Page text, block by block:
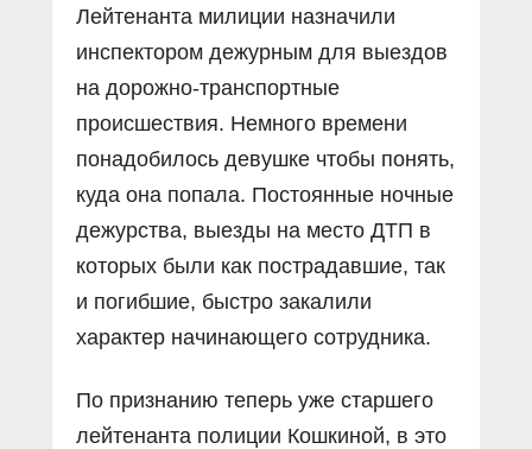
Лейтенанта милиции назначили
инспектором дежурным для выездов
на дорожно-транспортные
происшествия. Немного времени
понадобилось девушке чтобы понять,
куда она попала. Постоянные ночные
дежурства, выезды на место ДТП в
которых были как пострадавшие, так
и погибшие, быстро закалили
характер начинающего сотрудника.
По признанию теперь уже старшего
лейтенанта полиции Кошкиной, в это